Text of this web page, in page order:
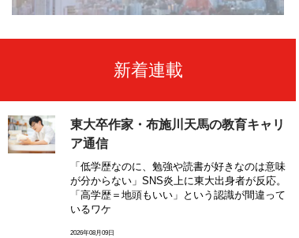
新着連載
東大卒作家・布施川天馬の教育キャリ
ア通信
「低学歴なのに、勉強や読書が好きなのは意味
が分からない」SNS炎上に東大出身者が反応。
「高学歴＝地頭もいい」という認識が間違って
いるワケ
2026年08月09日